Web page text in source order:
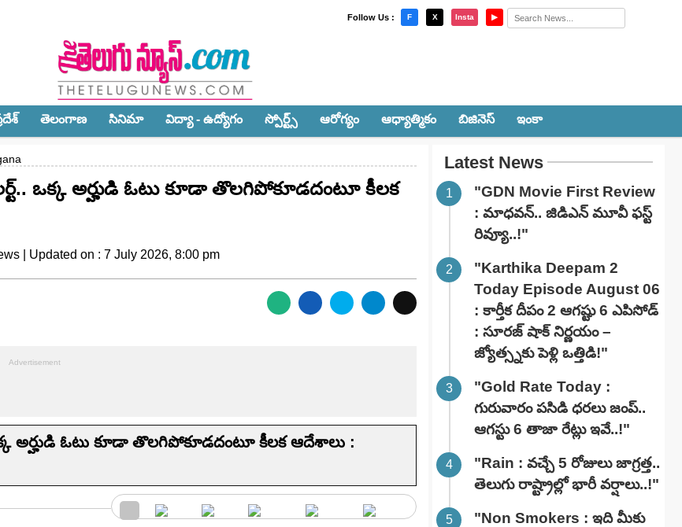
Follow Us : F X Insta ▶
తెలంగాణ‌ సినిమా విద్యా - ఉద్యోగం స్పోర్ట్స్‌ ఆరోగ్యం ఆధ్యాత్మికం బిజినెస్ ఇంకా
ఒక్క అర్హుడి ఓటు కూడా తొలగిపోకూడదంటూ కీలక
| Updated on : 7 July 2026, 8:00 pm
అర్హుడి ఓటు కూడా తొలగిపోకూడదంటూ కీలక ఆదేశాలు :
Latest News
"GDN Movie First Review
: మాధవన్.. జిడిఎన్ మూవీ ఫ‌స్ట్
రివ్యూ..!"
"Karthika Deepam 2
Today Episode August 06
: కార్తీక దీపం 2 ఆగష్టు 6 ఎపిసోడ్
: సూరజ్ షాక్ నిర్ణయం –
జ్యోత్స్నకు పెళ్లి ఒత్తిడి!"
"Gold Rate Today :
గురువారం పసిడి ధరలు జంప్..
ఆగస్టు 6 తాజా రేట్లు ఇవే..!"
"Rain : వచ్చే 5 రోజులు జాగ్రత్త..
తెలుగు రాష్ట్రాల్లో భారీ వ‌ర్షాలు..!"
"Non Smokers : ఇది మీకు